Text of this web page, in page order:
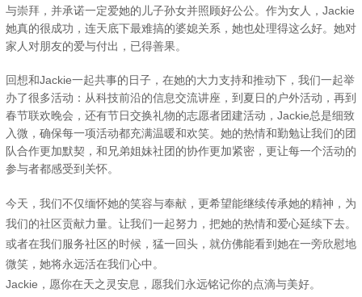
与崇拜，并承诺一定爱她的儿子孙女并照顾好公公。作为女人，Jackie
她真的很成功，连天底下最难搞的婆媳关系，她也处理得这么好。她对
家人对朋友的爱与付出，已得善果。
回想和Jackie一起共事的日子，在她的大力支持和推动下，我们一起举
办了很多活动：从科技前沿的信息交流讲座，到夏日的户外活动，再到
春节联欢晚会，还有节日交换礼物的志愿者团建活动，Jackie总是细致
入微，确保每一项活动都充满温暖和欢笑。她的热情和勤勉让我们的团
队合作更加默契，和兄弟姐妹社团的协作更加紧密，更让每一个活动的
参与者都感受到关怀。
今天，我们不仅缅怀她的笑容与奉献，更希望能继续传承她的精神，为
我们的社区贡献力量。让我们一起努力，把她的热情和爱心延续下去。
或者在我们服务社区的时候，猛一回头，就仿佛能看到她在一旁欣慰地
微笑，她将永远活在我们心中。
Jackie，愿你在天之灵安息，愿我们永远铭记你的点滴与美好。